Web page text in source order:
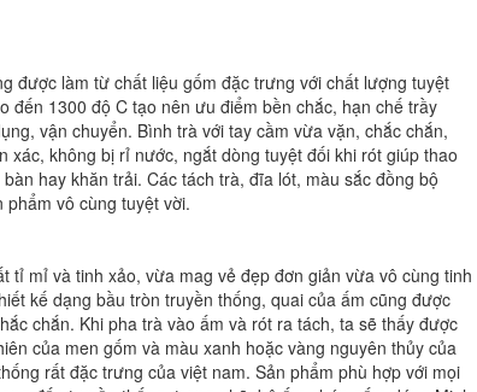
được làm từ chất liệu gốm đặc trưng với chất lượng tuyệt
đến 1300 độ C tạo nên ưu điểm bền chắc, hạn chế trầy
vận chuyển. Bình trà với tay cầm vừa vặn, chắc chắn,
xác, không bị rỉ nước, ngắt dòng tuyệt đối khi rót giúp thao
hay khăn trải. Các tách trà, đĩa lót, màu sắc đồng bộ
vô cùng tuyệt vời.
tỉ mỉ và tinh xảo, vừa mag vẻ đẹp đơn giản vừa vô cùng tinh
kế dạng bầu tròn truyền thống, quai của ấm cũng được
chắn. Khi pha trà vào ấm và rót ra tách, ta sẽ thấy được
của men gốm và màu xanh hoặc vàng nguyên thủy của
rất đặc trưng của việt nam. Sản phẩm phù hợp với mọi